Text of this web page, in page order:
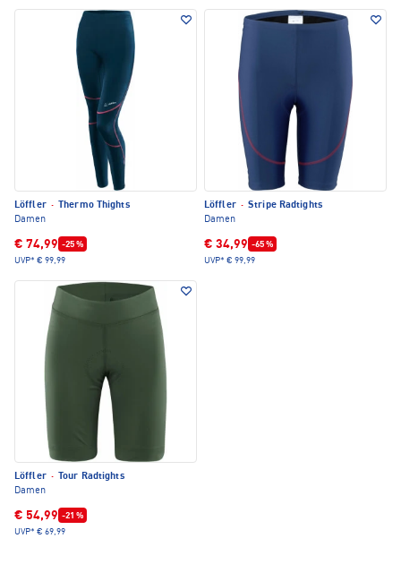
Löffler ·
Thermo Thights
Damen
€ 74,99 -25 %
UVP* € 99,99
Löffler · Stripe Radtights
Damen
€ 34,99 -65 %
UVP* € 99,99
Löffler ·
Tour Radtights
Damen
€ 54,99 -21 %
UVP* € 69,99